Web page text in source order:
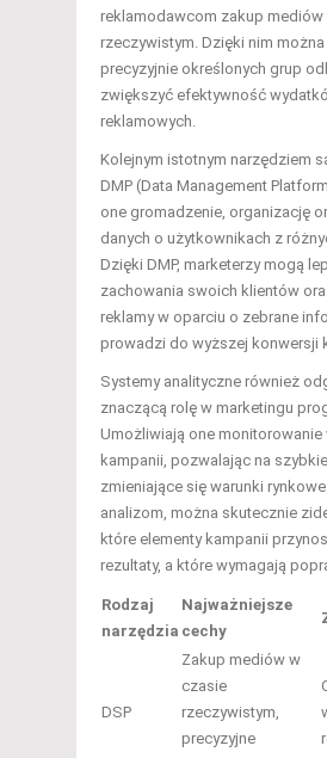
reklamodawcom zakup mediów
rzeczywistym. Dzięki nim
precyzyjnie określonych grup
zwiększyć efektywność
reklamowych.
Kolejnym istotnym narzędziem
DMP (Data Management
one gromadzenie, organizację
danych o użytkownikach z
Dzięki DMP, marketerzy mogą
zachowania swoich klientów
reklamy w oparciu o zebrane
prowadzi do wyższej konwersji
Systemy analityczne również
znaczącą rolę w marketingu
Umożliwiają one monitorowanie
kampanii, pozwalając na
zmieniające się warunki
analizom, można skutecznie
które elementy kampanii
rezultaty, a które wymagają
Rodzaj
narzędzia
Najważniejsze
cechy
DSP
Zakup mediów w
czasie
rzeczywistym,
precyzyjne